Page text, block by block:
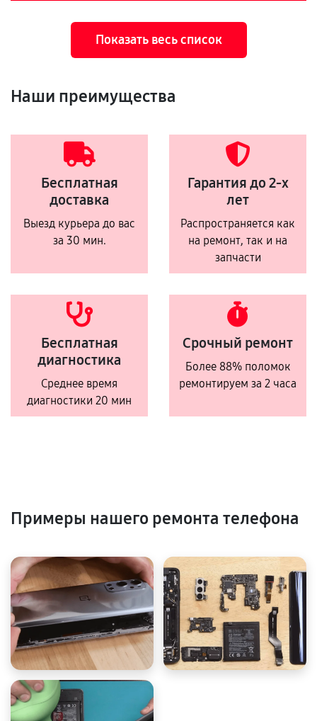
Показать весь список
Наши преимущества
Бесплатная
доставка
Выезд курьера до вас
за 30 мин.
Гарантия до 2-х
лет
Распространяется как
на ремонт, так и на
запчасти
Бесплатная
диагностика
Среднее время
диагностики 20 мин
Срочный ремонт
Более 88% поломок
ремонтируем за 2 часа
Примеры нашего ремонта телефона